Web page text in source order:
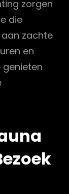
zorgen
die
zachte
en